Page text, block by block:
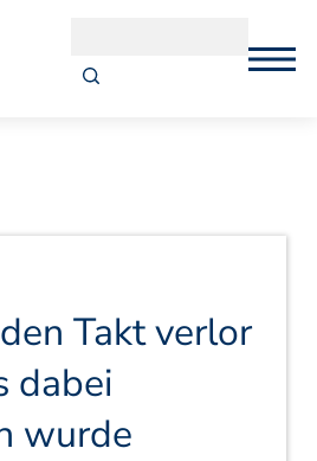
Takt verlor
dabei
wurde